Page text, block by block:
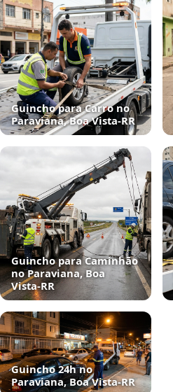
Guincho para Carro no
Paraviana, Boa Vista‑RR
Guincho para Caminhão
no Paraviana, Boa
Vista‑RR
Guincho 24h no
Paraviana, Boa Vista‑RR